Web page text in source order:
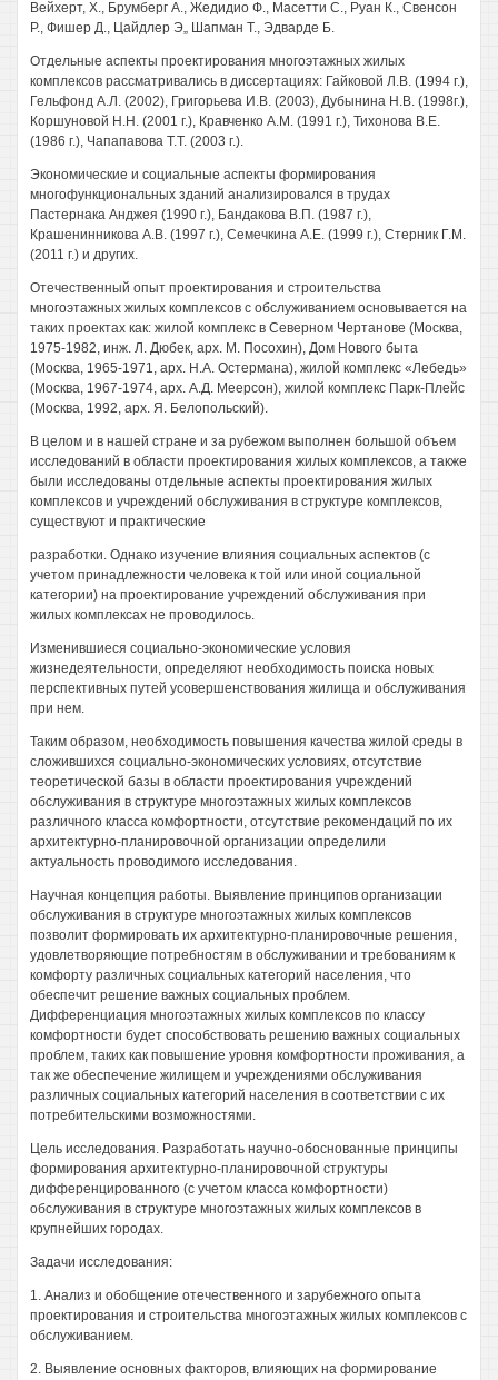
Вейхерт, X., Брумберг А., Жедидио Ф., Масетти С., Руан К., Свенсон
Р., Фишер Д., Цайдлер Э„ Шапман Т., Эдварде Б.
Отдельные аспекты проектирования многоэтажных жилых
комплексов рассматривались в диссертациях: Гайковой Л.В. (1994 г.),
Гельфонд А.Л. (2002), Григорьева И.В. (2003), Дубынина Н.В. (1998г.),
Коршуновой H.H. (2001 г.), Кравченко А.М. (1991 г.), Тихонова В.Е.
(1986 г.), Чапапавова Т.Т. (2003 г.).
Экономические и социальные аспекты формирования
многофункциональных зданий анализировался в трудах
Пастернака Анджея (1990 г.), Бандакова В.П. (1987 г.),
Крашенинникова A.B. (1997 г.), Семечкина А.Е. (1999 г.), Стерник Г.М.
(2011 г.) и других.
Отечественный опыт проектирования и строительства
многоэтажных жилых комплексов с обслуживанием основывается на
таких проектах как: жилой комплекс в Северном Чертанове (Москва,
1975-1982, инж. Л. Дюбек, арх. М. Посохин), Дом Нового быта
(Москва, 1965-1971, арх. H.A. Остермана), жилой комплекс «Лебедь»
(Москва, 1967-1974, арх. А.Д. Меерсон), жилой комплекс Парк-Плейс
(Москва, 1992, арх. Я. Белопольский).
В целом и в нашей стране и за рубежом выполнен большой объем
исследований в области проектирования жилых комплексов, а также
были исследованы отдельные аспекты проектирования жилых
комплексов и учреждений обслуживания в структуре комплексов,
существуют и практические
разработки. Однако изучение влияния социальных аспектов (с
учетом принадлежности человека к той или иной социальной
категории) на проектирование учреждений обслуживания при
жилых комплексах не проводилось.
Изменившиеся социально-экономические условия
жизнедеятельности, определяют необходимость поиска новых
перспективных путей усовершенствования жилища и обслуживания
при нем.
Таким образом, необходимость повышения качества жилой среды в
сложившихся социально-экономических условиях, отсутствие
теоретической базы в области проектирования учреждений
обслуживания в структуре многоэтажных жилых комплексов
различного класса комфортности, отсутствие рекомендаций по их
архитектурно-планировочной организации определили
актуальность проводимого исследования.
Научная концепция работы. Выявление принципов организации
обслуживания в структуре многоэтажных жилых комплексов
позволит формировать их архитектурно-планировочные решения,
удовлетворяющие потребностям в обслуживании и требованиям к
комфорту различных социальных категорий населения, что
обеспечит решение важных социальных проблем.
Дифференциация многоэтажных жилых комплексов по классу
комфортности будет способствовать решению важных социальных
проблем, таких как повышение уровня комфортности проживания, а
так же обеспечение жилищем и учреждениями обслуживания
различных социальных категорий населения в соответствии с их
потребительскими возможностями.
Цель исследования. Разработать научно-обоснованные принципы
формирования архитектурно-планировочной структуры
дифференцированного (с учетом класса комфортности)
обслуживания в структуре многоэтажных жилых комплексов в
крупнейших городах.
Задачи исследования:
1. Анализ и обобщение отечественного и зарубежного опыта
проектирования и строительства многоэтажных жилых комплексов с
обслуживанием.
2. Выявление основных факторов, влияющих на формирование